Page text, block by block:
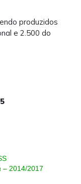
produzidos
e 2.500 do
– 2014/2017